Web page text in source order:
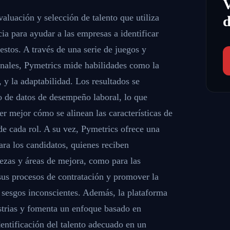
y selección de talento que utiliza
para ayudar a las empresas a identificar
A través de una serie de juegos y
Pymetrics mide habilidades como la
la adaptabilidad. Los resultados se
datos de desempeño laboral, lo que
mejor cómo se alinean las características de
cada rol. A su vez, Pymetrics ofrece una
los candidatos, quienes reciben
y áreas de mejora, como para las
procesos de contratación y promover la
inconscientes. Además, la plataforma
y fomenta un enfoque basado en
del talento adecuado en un